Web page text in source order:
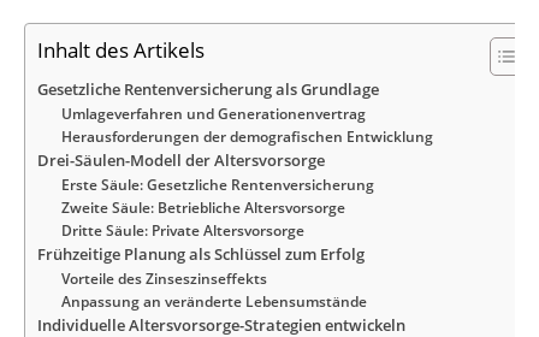
Inhalt des Artikels
Gesetzliche Rentenversicherung als Grundlage
Umlageverfahren und Generationenvertrag
Herausforderungen der demografischen Entwicklung
Drei-Säulen-Modell der Altersvorsorge
Erste Säule: Gesetzliche Rentenversicherung
Zweite Säule: Betriebliche Altersvorsorge
Dritte Säule: Private Altersvorsorge
Frühzeitige Planung als Schlüssel zum Erfolg
Vorteile des Zinseszinseffekts
Anpassung an veränderte Lebensumstände
Individuelle Altersvorsorge-Strategien entwickeln